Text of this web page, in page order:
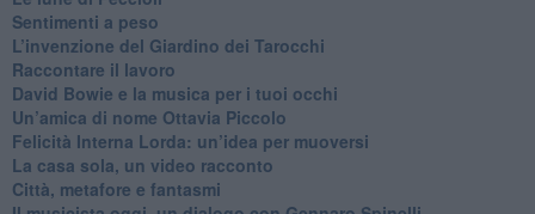
​Sentimenti a peso
​L’invenzione del Giardino dei Tarocchi
​Raccontare il lavoro
David Bowie e la musica per i tuoi occhi
Un’amica di nome Ottavia Piccolo
​Felicità Interna Lorda: un’idea per muoversi
​La casa sola, un video racconto
​Città, metafore e fantasmi